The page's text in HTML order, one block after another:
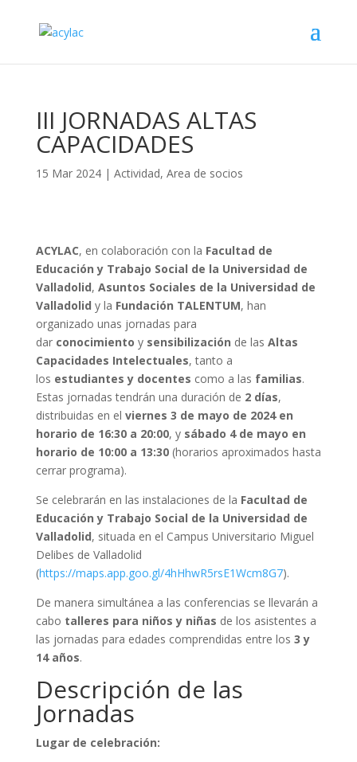
III JORNADAS ALTAS
CAPACIDADES
15 Mar 2024| Actividad, Area de socios
ACYLAC, en colaboración con la Facultad de
Educación y Trabajo Social de la Universidad de
Valladolid, Asuntos Sociales de la Universidad de
Valladolid y la Fundación TALENTUM, han
organizado unas jornadas para
dar conocimiento y sensibilización de las Altas
Capacidades Intelectuales, tanto a
los estudiantes y docentes como a las familias.
Estas jornadas tendrán una duración de 2 días,
distribuidas en el viernes 3 de mayo de 2024 en
horario de 16:30 a 20:00, y sábado 4 de mayo en
horario de 10:00 a 13:30(horarios aproximados hasta
cerrar programa).
Se celebrarán en las instalaciones de la Facultad de
Educación y Trabajo Social de la Universidad de
Valladolid, situada en el Campus Universitario Miguel
Delibes de Valladolid
(https://maps.app.goo.gl/4hHhwR5rsE1Wcm8G7).
De manera simultánea a las conferencias se llevarán a
cabo talleres para niños y niñas de los asistentes a
las jornadas para edades comprendidas entre los 3 y
14 años.
Descripción de las
Jornadas
Lugar de celebración: